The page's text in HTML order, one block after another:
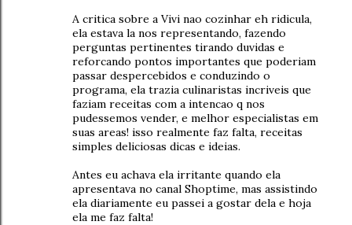
A critica sobre a Vivi nao cozinhar eh ridicula,
ela estava la nos representando, fazendo
perguntas pertinentes tirando duvidas e
reforcando pontos importantes que poderiam
passar despercebidos e conduzindo o
programa, ela trazia culinaristas incriveis que
faziam receitas com a intencao q nos
pudessemos vender, e melhor especialistas em
suas areas! isso realmente faz falta, receitas
simples deliciosas dicas e ideias.
Antes eu achava ela irritante quando ela
apresentava no canal Shoptime, mas assistindo
ela diariamente eu passei a gostar dela e hoja
ela me faz falta!